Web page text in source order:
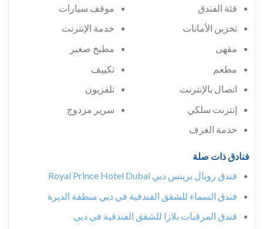
فئة الفندق
تخزين الأمانات
مقهى
مطعم
اتصال بالإنترنت
إنترنت سلكي
خدمة الغرف
موقف سيارات
خدمة الإنترنت
مطبخ صغير
تكييف
تلفزيون
سرير مزدوج
فنادق ذات صلة
فندق رويال برينس دبي Royal Prince Hotel Dubai
فندق السماء للشقق الفندقية في دبي منطقة الديرة
فندق المرقبات بلازا للشقق الفندقية في دبي